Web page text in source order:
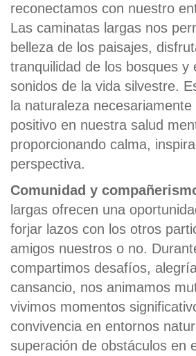
reconectamos con nuestro
Las caminatas largas nos
belleza de los paisajes,
tranquilidad de los bosques y
sonidos de la vida silvestre.
la naturaleza
positivo en nuestra salud
proporcionando calma,
perspectiva.
Comunidad y
largas ofrecen una
forjar lazos con los otros
amigos nuestros o no.
compartimos desafíos,
cansancio, nos animamos
vivimos momentos
convivencia en entornos
superación de obstáculos en